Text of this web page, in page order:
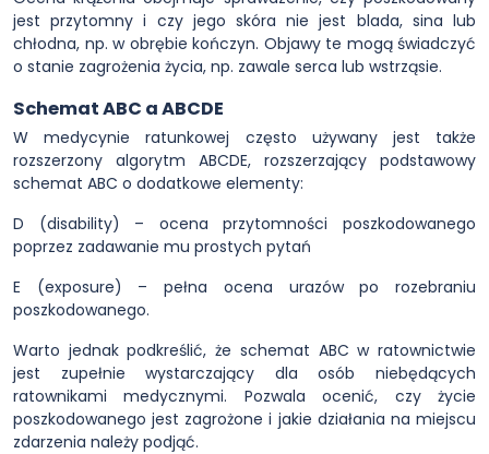
jest przytomny i czy jego skóra nie jest blada, sina lub
chłodna, np. w obrębie kończyn. Objawy te mogą świadczyć
o stanie zagrożenia życia, np. zawale serca lub wstrząsie.
Schemat ABC a ABCDE
W medycynie ratunkowej często używany jest także
rozszerzony algorytm ABCDE, rozszerzający podstawowy
schemat ABC o dodatkowe elementy:
D (disability) – ocena przytomności poszkodowanego
poprzez zadawanie mu prostych pytań
E (exposure) – pełna ocena urazów po rozebraniu
poszkodowanego.
Warto jednak podkreślić, że schemat ABC w ratownictwie
jest zupełnie wystarczający dla osób niebędących
ratownikami medycznymi. Pozwala ocenić, czy życie
poszkodowanego jest zagrożone i jakie działania na miejscu
zdarzenia należy podjąć.